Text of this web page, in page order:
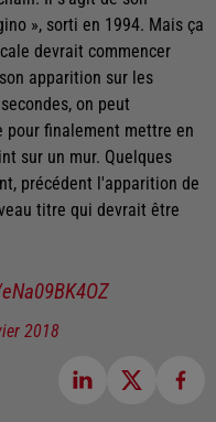
», sorti en 1994. Mais ça
devrait commencer
apparition sur les
on peut
pour finalement mettre en
sur un mur. Quelques
précédent l'apparition de
titre qui devrait être
2018